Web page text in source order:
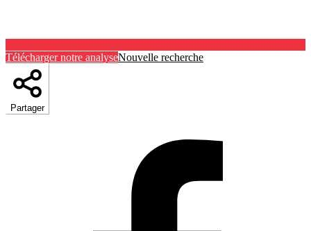
Télécharger notre analyseNouvelle recherche
Partager